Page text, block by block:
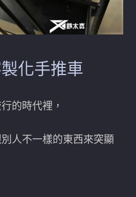
化手推車
的時代裡，
人不一樣的東西來突顯